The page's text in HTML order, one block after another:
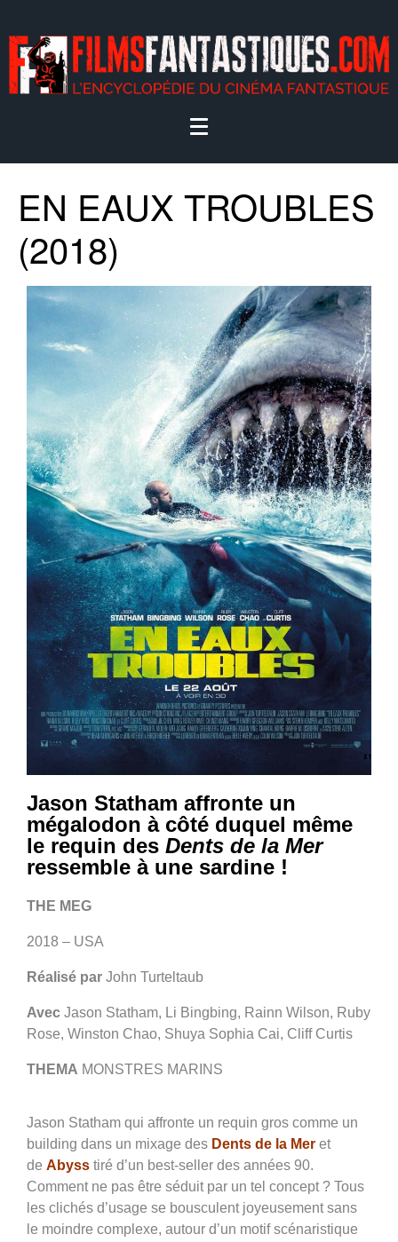
EN EAUX TROUBLES
(2018)
Jason Statham affronte un
mégalodon à côté duquel même
le requin des Dents de la Mer
ressemble à une sardine !
THE MEG
2018 – USA
Réalisé par John Turteltaub
Avec Jason Statham, Li Bingbing, Rainn Wilson, Ruby
Rose, Winston Chao, Shuya Sophia Cai, Cliff Curtis
THEMA MONSTRES MARINS
Jason Statham qui affronte un requin gros comme un
building dans un mixage des Dents de la Mer et
de Abyss tiré d’un best-seller des années 90.
Comment ne pas être séduit par un tel concept ? Tous
les clichés d’usage se bousculent joyeusement sans
le moindre complexe, autour d’un motif scénaristique